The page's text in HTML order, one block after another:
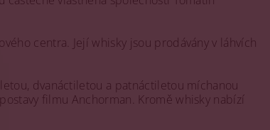
centra. Její whisky jsou prodávány v láhvích
dvanáctiletou a patnáctiletou míchanou
filmu Anchorman. Kromě whisky nabízí